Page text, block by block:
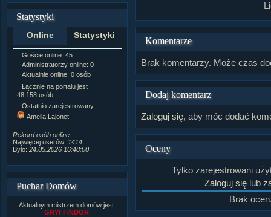
Statystyki
Online Statystyki
Goście online: 45
Administratorzy online: 0
Aktualnie online: 0 osób
Łącznie na portalu jest
48,158 osób
Ostatnio zarejestrowany:
Amelia Lajonet
Rekord osób online:
Najwięcej userów: 1414
Było: 24.05.2026 16:48:00
Dodanych newsów: 10,564
Zdjęć w galerii:21,490
Postów na forum:319,637
Rozdanych pochwał:3,327
Wlepionych ostrzeżeń:4,170
Puchar Domów
Aktualnym mistrzem domów jest
GRYFFINDOR!
Komentarze
Brak komentarzy. Może czas
Dodaj komentarz
Zaloguj się, aby móc dodać
Oceny
Tylko zarejestrowani
Zaloguj się lub
Brak